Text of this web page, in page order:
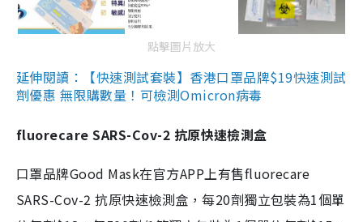
點擊圖片放大
延伸閱讀：【快速測試套裝】香港口罩品牌$19快速測試
劑優惠 無限購數量！可檢測Omicron病毒
fluorecare SARS-Cov-2 抗原快速檢測盒
口罩品牌Good Mask在官方APP上有售fluorecare
SARS-Cov-2 抗原快速檢測盒，每20劑獨立包裝為1個單